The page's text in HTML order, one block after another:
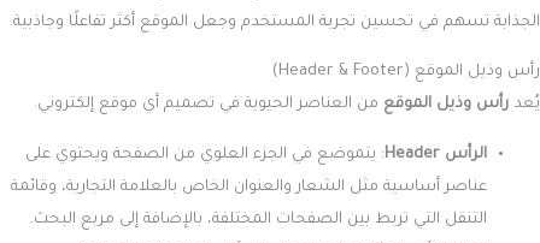
الجذابة تسهم في تحسين تجربة المستخدم وجعل الموقع أكثر تفاعلًا وجاذبية.
رأس وذيل الموقع (Header & Footer)
يُعد رأس وذيل الموقع من العناصر الحيوية في تصميم أي موقع إلكتروني.
الرأس Header
: يتموضع في الجزء العلوي من الصفحة ويحتوي على
عناصر أساسية مثل الشعار والعنوان الخاص بالعلامة التجارية، وقائمة
التنقل التي تربط بين الصفحات المختلفة، بالإضافة إلى مربع البحث.